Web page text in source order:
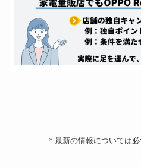
＊最新の情報については